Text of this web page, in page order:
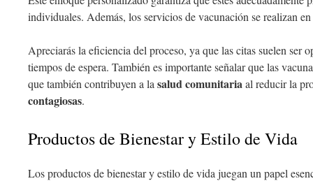
individuales. Además, los servicios de vacunación se realizan
Apreciarás la eficiencia del proceso, ya que las citas suelen ser
tiempos de espera. También es importante señalar que las
que también contribuyen a la salud comunitariaal reducir la
contagiosas.
Productos de Bienestar y Estilo de Vida
Los productos de bienestar y estilo de vida juegan un papel